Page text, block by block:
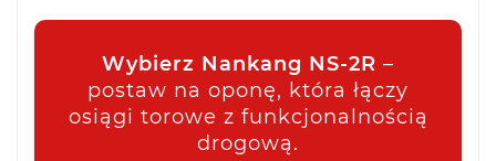
Wybierz Nankang NS-2R –
postaw na oponę, która łączy
osiągi torowe z funkcjonalnością
drogową.